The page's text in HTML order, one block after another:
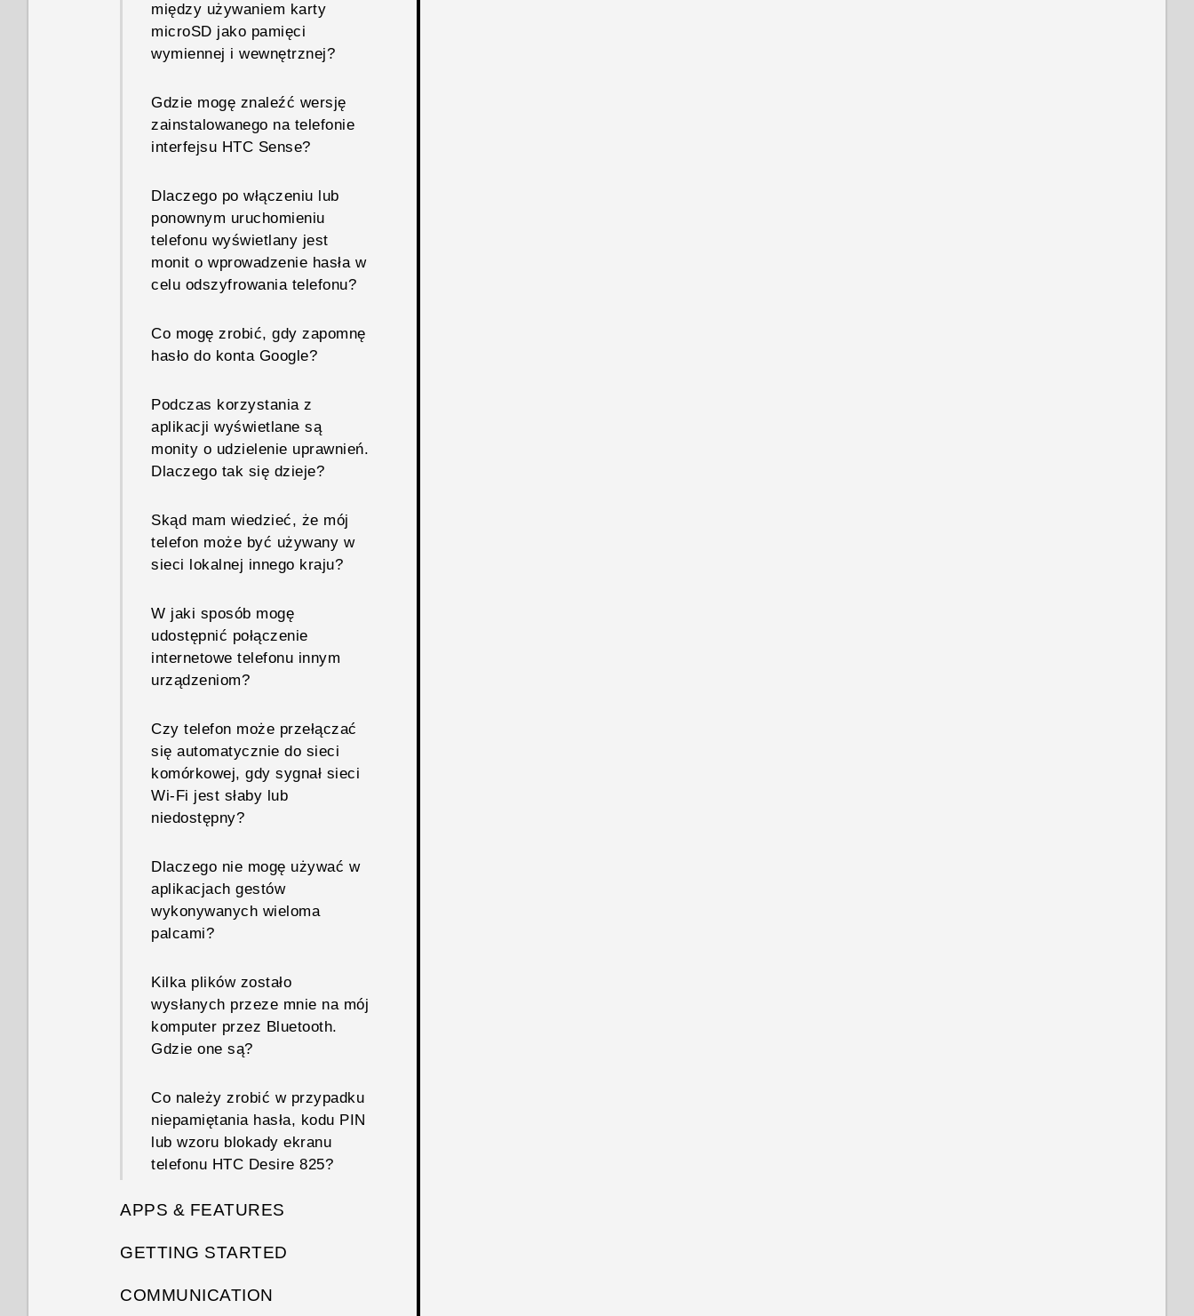
między używaniem karty
microSD jako pamięci
wymiennej i wewnętrznej?
Gdzie mogę znaleźć wersję
zainstalowanego na telefonie
interfejsu HTC Sense?
Dlaczego po włączeniu lub
ponownym uruchomieniu
telefonu wyświetlany jest
monit o wprowadzenie hasła w
celu odszyfrowania telefonu?
Co mogę zrobić, gdy zapomnę
hasło do konta Google?
Podczas korzystania z
aplikacji wyświetlane są
monity o udzielenie uprawnień.
Dlaczego tak się dzieje?
Skąd mam wiedzieć, że mój
telefon może być używany w
sieci lokalnej innego kraju?
W jaki sposób mogę
udostępnić połączenie
internetowe telefonu innym
urządzeniom?
Czy telefon może przełączać
się automatycznie do sieci
komórkowej, gdy sygnał sieci
Wi‍-Fi jest słaby lub
niedostępny?
Dlaczego nie mogę używać w
aplikacjach gestów
wykonywanych wieloma
palcami?
Kilka plików zostało
wysłanych przeze mnie na mój
komputer przez Bluetooth.
Gdzie one są?
Co należy zrobić w przypadku
niepamiętania hasła, kodu PIN
lub wzoru blokady ekranu
telefonu HTC Desire 825?
APPS & FEATURES
Jak ustawić jakość i rozmiar
proporcji w aplikacji Aparat?
GETTING STARTED
Jakie nowości i różnice
COMMUNICATION